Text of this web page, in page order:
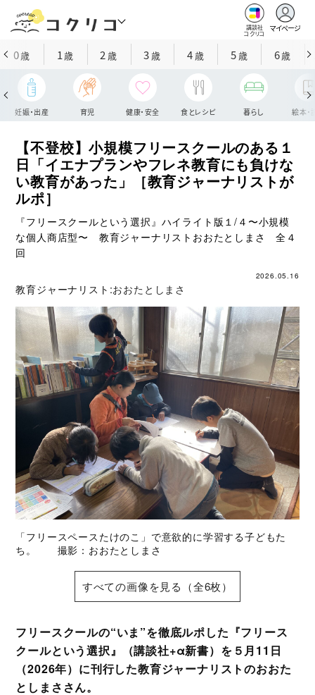
講談社
コクリコ
マイページ
0歳 1歳 2 歳 3歳 4歳 5歳 6歳
妊娠・出産 育児 健康・安全 食とレシピ 暮らし 絵本・
【不登校】小規模フリースクールのある１
日「イエナプランやフレネ教育にも負けな
い教育があった」［教育ジャーナリストが
ルポ］
『フリースクールという選択』ハイライト版１/４〜小規模
な個人商店型〜 教育ジャーナリストおおたとしまさ 全４
回
2026.05.16
教育ジャーナリスト:おおたとしまさ
「フリースペースたけのこ」で意欲的に学習する子どもた
ち。 撮影：おおたとしまさ
すべての画像を見る（全6枚）
フリースクールの“いま”を徹底ルポした『フリース
クールという選択』（講談社+α新書）を５月11日
（2026年）に刊行した教育ジャーナリストのおおた
としまささん。